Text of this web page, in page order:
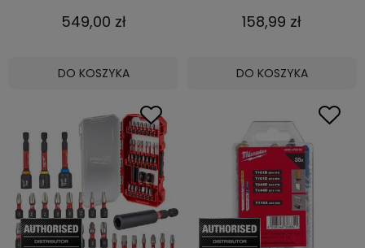
549,00 zł
DO KOSZYKA
158,99 zł
DO KOSZYKA